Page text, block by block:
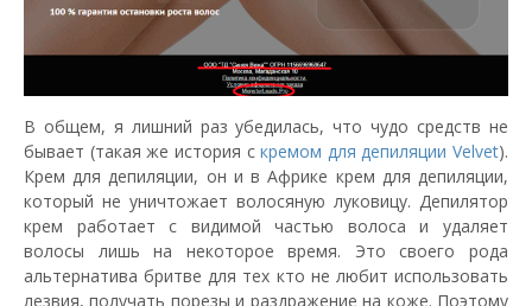
В общем, я лишний раз убедилась, что чудо средств не
бывает (такая же история скремом для депиляции Velvet).
Крем для депиляции, он и в Африке крем для депиляции,
который не уничтожает волосяную луковицу. Депилятор
крем работает с видимой частью волоса и удаляет
волосы лишь на некоторое время. Это своего рода
альтернатива бритве для тех кто не любит использовать
лезвия, получать порезы и раздражение на коже. Поэтому